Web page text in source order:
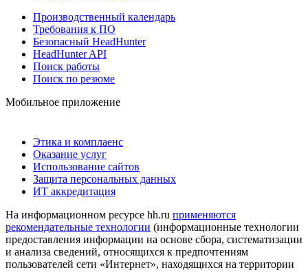
Производственный календарь
Требования к ПО
Безопасный HeadHunter
HeadHunter API
Поиск работы
Поиск по резюме
Мобильное приложение
Этика и комплаенс
Оказание услуг
Использование сайтов
Защита персональных данных
ИТ аккредитация
На информационном ресурсе hh.ru применяются
рекомендательные технологии (информационные технологии
предоставления информации на основе сбора, систематизации
и анализа сведений, относящихся к предпочтениям
пользователей сети «Интернет», находящихся на территории